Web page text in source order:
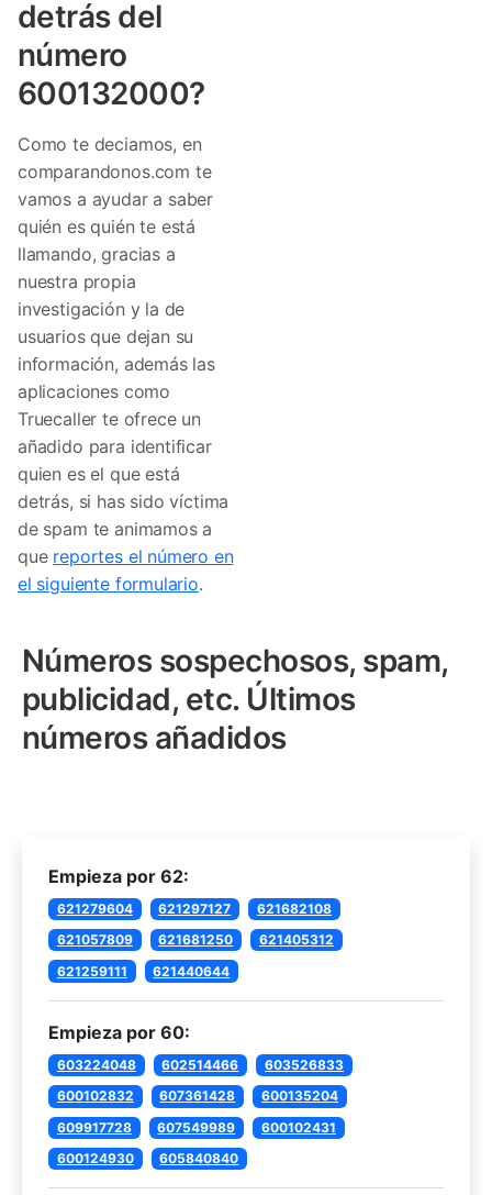
detrás del
número
600132000?
Como te deciamos, en
comparandonos.com te
vamos a ayudar a saber
quién es quién te está
llamando, gracias a
nuestra propia
investigación y la de
usuarios que dejan su
información, además las
aplicaciones como
Truecaller te ofrece un
añadido para identificar
quien es el que está
detrás, si has sido víctima
de spam te animamos a
que reportes el número en
el siguiente formulario.
Números sospechosos, spam,
publicidad, etc. Últimos
números añadidos
Empieza por 62:
621279604 621297127
621682108
621057809
621681250
621405312
621259111
621440644
Empieza por 60:
603224048 602514466
603526833
600102832
607361428
600135204
609917728
607549989
600102431
600124930
605840840